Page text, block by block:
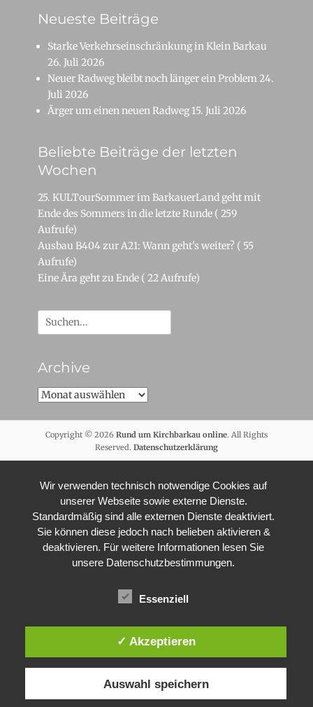
Neueste Beiträge
Starke Verkehrseinschränkung in Klein Barkau
26. Juli 2026
Neuer Radweg bleibt noch länger ein Problem 24.
Juli 2026
Ärger um einen neuen Radweg 15. Juli 2026
Beliebte Beiträge der letzten
Wochen
25. KULTourSommer im BarkauerLand geht mit
Ende des Sommers in die letzte Runde ( 259
Aufrufe)
Ausbau B404 zur A21: Wann geht's weiter? ( 55
Aufrufe)
Eine Ära geht zu Ende ( 22 Aufrufe)
Suche
nach:
Archive
Archive
Copyright © 2026 Rund um Kirchbarkau online. All Rights
Reserved. Datenschutzerklärung
Wir verwenden technisch notwendige Cookies auf
unserer Webseite sowie externe Dienste.
Standardmäßig sind alle externen Dienste deaktiviert.
Sie können diese jedoch nach belieben aktivieren &
deaktivieren. Für weitere Informationen lesen Sie
unsere Datenschutzbestimmungen.
Essenziell
✓ Akzeptieren
Auswahl speichern